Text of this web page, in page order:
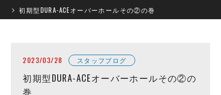
初期型DURA-ACEオーバーホールその②の巻
2023/03/28 スタッフブログ
初期型DURA-ACEオーバーホールその②の
巻